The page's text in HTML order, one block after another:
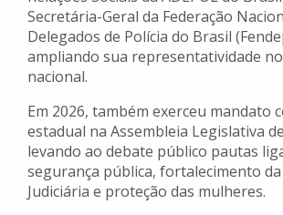
Secretária-Geral da Federação
Delegados de Polícia do Brasil
ampliando sua representatividade
nacional.
Em 2026, também exerceu mandato
estadual na Assembleia Legislativa
levando ao debate público pautas
segurança pública, fortalecimento da
Judiciária e proteção das mulheres.